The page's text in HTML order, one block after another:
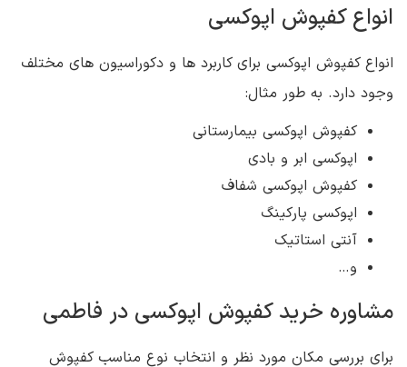
انواع کفپوش اپوکسی
انواع کفپوش اپوکسی برای کاربرد ها و دکوراسیون های مختلف
وجود دارد. به طور مثال:
کفپوش اپوکسی بیمارستانی
اپوکسی ابر و بادی
کفپوش اپوکسی شفاف
اپوکسی پارکینگ
آنتی استاتیک
و…
مشاوره خرید کفپوش اپوکسی در فاطمی
برای بررسی مکان مورد نظر و انتخاب نوع مناسب کفپوش